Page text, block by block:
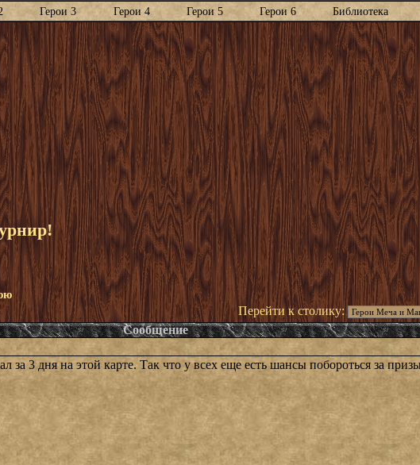
Герои 3 Герои 4 Герои 5 Герои 6 Библиотека
Перейти к столику:
Сообщение
за 3 дня на этой карте. Так что у всех еще есть шансы побороться за